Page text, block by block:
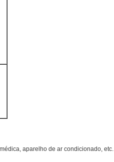
aparelho de ar condicionado, etc.